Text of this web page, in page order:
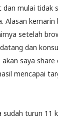
mulai tidak
Alasan
setelah
dan
saya
mencapai
turun 11